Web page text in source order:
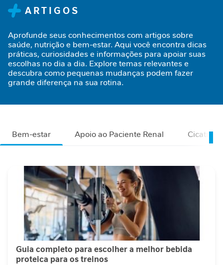
n
r
S
u
p
J
o
n
a
d
a
G
L
P
-
1
ARTIGOS
Aprofunde seus conhecimentos com artigos sobre
saúde, nutrição e bem-estar. Aqui você encontra dicas
práticas, curiosidades e informações para apoiar suas
escolhas no dia a dia. Explore temas relevantes e
descubra como pequenas mudanças podem fazer
grande diferença na sua rotina.
Bem-estar Apoio ao Paciente Renal
Guia completo para escolher a melhor bebida
proteica para os treinos